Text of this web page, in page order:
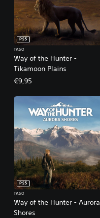
Way of the Hunter -
Tikamoon Plains
PS5
TASO
€9,95
Way of the Hunter - Aurora
Shores
PS5
TASO